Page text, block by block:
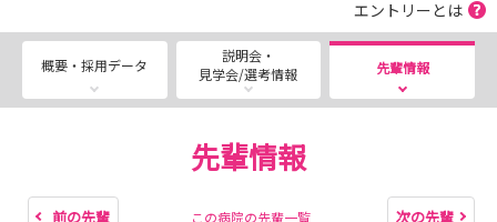
そんな声がたくさん届く、安心の伴走型教育が私たちの強
みです
~~~~~~~~~~~~~~~~~~~~~~~~~~~~~~~~~~~~~~~
★段階的にステップアップできる『ラダー教育】で、出来
ることをひとつずつ増やしていきます
基本技術を丁寧にしっかりと習得
エントリーとは
概要・採用データ
説明会・
見学会/選考情報
先輩情報
先輩情報
前の先輩 この病院の先輩一覧 次の先輩